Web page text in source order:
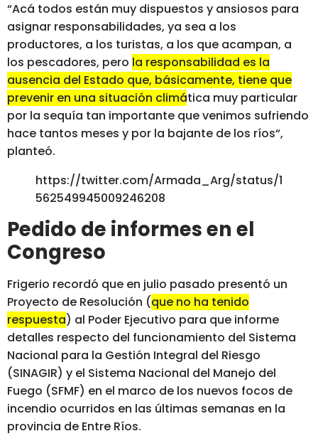
“Acá todos están muy dispuestos y ansiosos para
asignar responsabilidades, ya sea a los
productores, a los turistas, a los que acampan, a
los pescadores, pero la responsabilidad es la
ausencia del Estado que, básicamente, tiene que
prevenir en una situación climática muy particular
por la sequía tan importante que venimos sufriendo
hace tantos meses y por la bajante de los ríos“,
planteó.
https://twitter.com/Armada_Arg/status/1
562549945009246208
Pedido de informes en el
Congreso
Frigerio recordó que en julio pasado presentó un
Proyecto de Resolución (que no ha tenido
respuesta) al Poder Ejecutivo para que informe
detalles respecto del funcionamiento del Sistema
Nacional para la Gestión Integral del Riesgo
(SINAGIR) y el Sistema Nacional del Manejo del
Fuego (SFMF) en el marco de los nuevos focos de
incendio ocurridos en las últimas semanas en la
provincia de Entre Ríos.